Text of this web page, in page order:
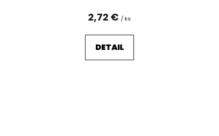
2,72 € / ks
DETAIL